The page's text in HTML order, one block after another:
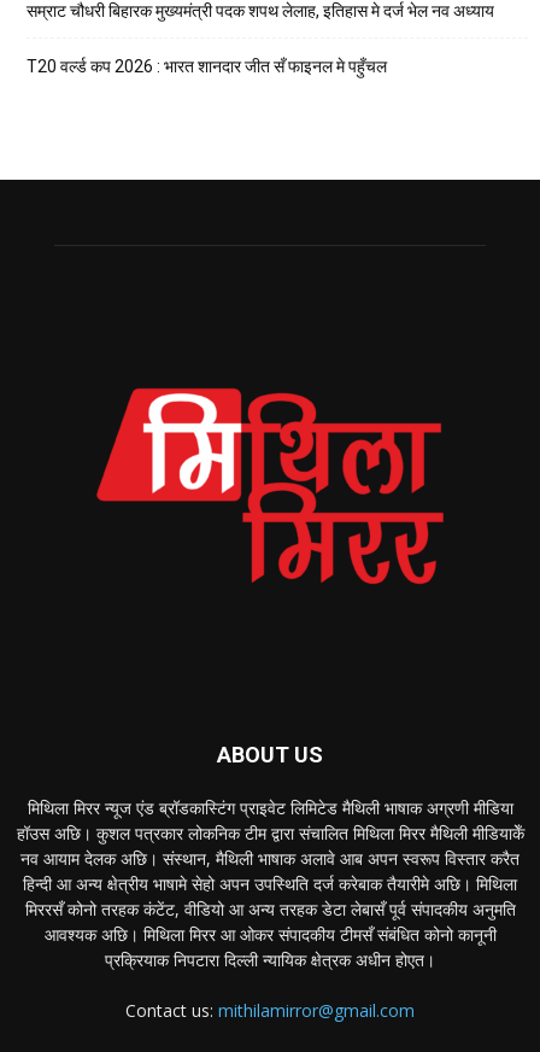
सम्राट चौधरी बिहारक मुख्यमंत्री पदक शपथ लेलाह, इतिहास मे दर्ज भेल नव अध्याय
T20 वर्ल्ड कप 2026 : भारत शानदार जीत सँ फाइनल मे पहुँचल
ABOUT US
मिथिला मिरर न्यूज एंड ब्रॉडकास्टिंग प्राइवेट लिमिटेड मैथिली भाषाक अग्रणी मीडिया
हॉउस अछि। कुशल पत्रकार लोकनिक टीम द्वारा संचालित मिथिला मिरर मैथिली मीडियाकेँ
नव आयाम देलक अछि। संस्थान, मैथिली भाषाक अलावे आब अपन स्वरूप विस्तार करैत
हिन्दी आ अन्य क्षेत्रीय भाषामे सेहो अपन उपस्थिति दर्ज करेबाक तैयारीमे अछि। मिथिला
मिररसँ कोनो तरहक कंटेंट, वीडियो आ अन्य तरहक डेटा लेबासँ पूर्व संपादकीय अनुमति
आवश्यक अछि। मिथिला मिरर आ ओकर संपादकीय टीमसँ संबंधित कोनो कानूनी
प्रक्रियाक निपटारा दिल्ली न्यायिक क्षेत्रक अधीन होएत।
Contact us: mithilamirror@gmail.com